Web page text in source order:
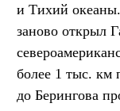
и Тихий
заново открыл
более 1 тыс. км
до Берингова